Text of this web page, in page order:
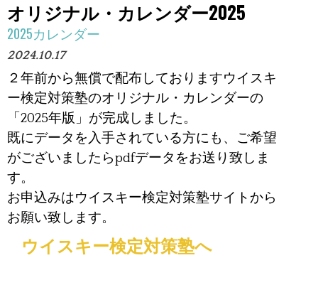
オリジナル・カレンダー2025
2025カレンダー
2024.10.17
２年前から無償で配布しておりますウイスキ
ー検定対策塾のオリジナル・カレンダーの
「 2025年版」が完成しました。
既にデータを入手されている方にも、ご希望
がございましたらpdfデータをお送り致しま
す。
お申込みはウイスキー検定対策塾サイトから
お願い致します。
ウイスキー検定対策塾へ